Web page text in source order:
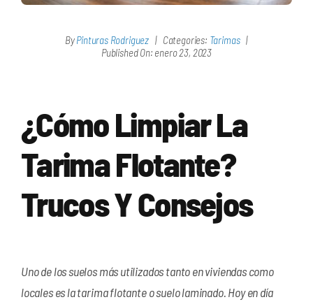
ByPinturas Rodriguez | Categories: Tarimas |
Published On: enero 23, 2023
¿Cómo Limpiar La
Tarima Flotante?
Trucos Y Consejos
Uno de los suelos más utilizados tanto en viviendas como
locales es la tarima flotante o suelo laminado. Hoy en día